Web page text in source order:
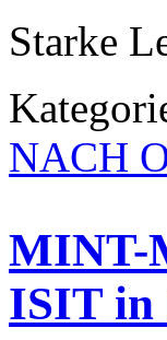
Starke
NACH
MINT-
ISIT in